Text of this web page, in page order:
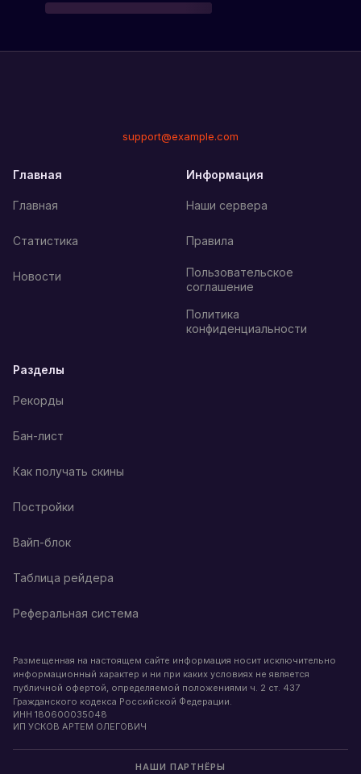
support@example.com
Главная
Главная
Статистика
Новости
Информация
Наши сервера
Правила
Пользовательское
соглашение
Политика
конфиденциальности
Разделы
Рекорды
Бан-лист
Как получать скины
Постройки
Вайп-блок
Таблица рейдера
Реферальная система
Размещенная на настоящем сайте информация носит исключительно
информационный характер и ни при каких условиях не является
публичной офертой, определяемой положениями ч. 2 ст. 437
Гражданского кодекса Российской Федерации.
ИНН 180600035048
ИП УСКОВ АРТЕМ ОЛЕГОВИЧ
НАШИ ПАРТНЁРЫ